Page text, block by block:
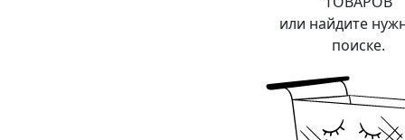
или найдите
поиске.